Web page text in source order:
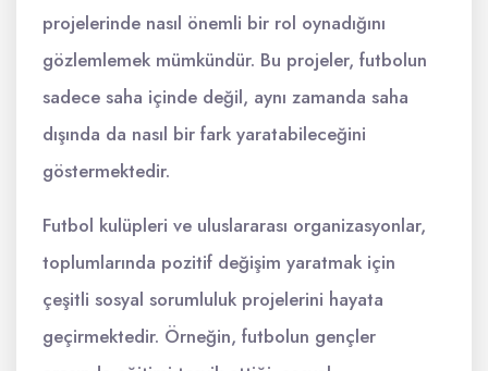
projelerinde nasıl önemli bir rol oynadığını
gözlemlemek mümkündür. Bu projeler, futbolun
sadece saha içinde değil, aynı zamanda saha
dışında da nasıl bir fark yaratabileceğini
göstermektedir.
Futbol kulüpleri ve uluslararası organizasyonlar,
toplumlarında pozitif değişim yaratmak için
çeşitli sosyal sorumluluk projelerini hayata
geçirmektedir. Örneğin, futbolun gençler